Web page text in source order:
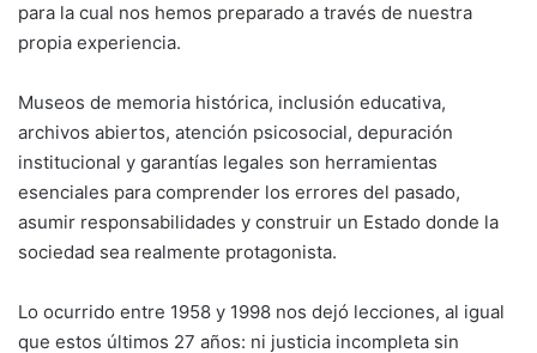
para la cual nos hemos preparado a través de nuestra
propia experiencia.
Museos de memoria histórica, inclusión educativa,
archivos abiertos, atención psicosocial, depuración
institucional y garantías legales son herramientas
esenciales para comprender los errores del pasado,
asumir responsabilidades y construir un Estado donde la
sociedad sea realmente protagonista.
Lo ocurrido entre 1958 y 1998 nos dejó lecciones, al igual
que estos últimos 27 años: ni justicia incompleta sin